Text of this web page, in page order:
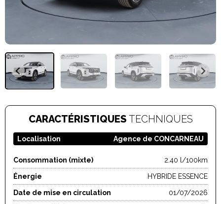
CARACTÉRISTIQUES TECHNIQUES
Localisation Agence de CONCARNEAU
Consommation (mixte) 2.40 l/100km
Énergie HYBRIDE ESSENCE
Date de mise en circulation 01/07/2026